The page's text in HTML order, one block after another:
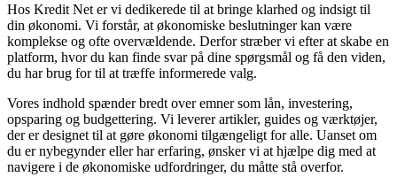
Hos Kredit Net er vi dedikerede til at bringe klarhed og indsigt til
din økonomi. Vi forstår, at økonomiske beslutninger kan være
komplekse og ofte overvældende. Derfor stræber vi efter at skabe en
platform, hvor du kan finde svar på dine spørgsmål og få den viden,
du har brug for til at træffe informerede valg.
Vores indhold spænder bredt over emner som lån, investering,
opsparing og budgettering. Vi leverer artikler, guides og værktøjer,
der er designet til at gøre økonomi tilgængeligt for alle. Uanset om
du er nybegynder eller har erfaring, ønsker vi at hjælpe dig med at
navigere i de økonomiske udfordringer, du måtte stå overfor.